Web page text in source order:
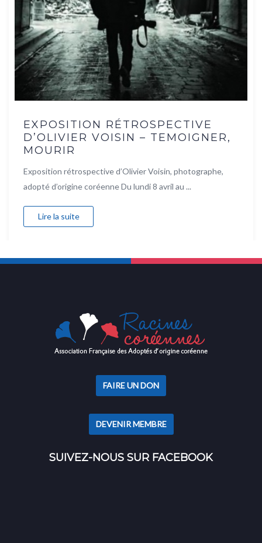
EXPOSITION RÉTROSPECTIVE
D’OLIVIER VOISIN – TEMOIGNER,
MOURIR
Exposition rétrospective d’Olivier Voisin, photographe,
adopté d’origine coréenne Du lundi 8 avril au ...
Lire la suite
FAIRE UN DON
DEVENIR MEMBRE
SUIVEZ-NOUS SUR FACEBOOK